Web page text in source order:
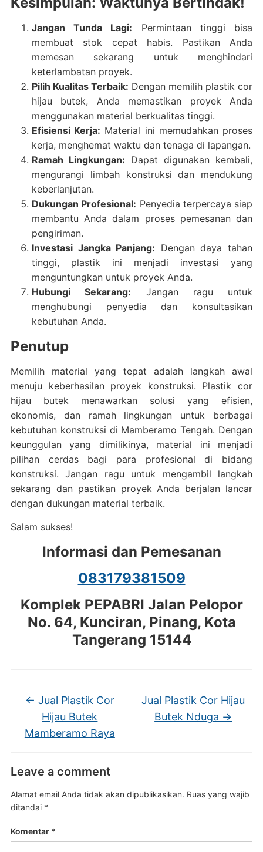
Jangan Tunda Lagi: Permintaan tinggi bisa
membuat stok cepat habis. Pastikan Anda
memesan sekarang untuk menghindari
keterlambatan proyek.
Pilih Kualitas Terbaik: Dengan memilih plastik cor
hijau butek, Anda memastikan proyek Anda
menggunakan material berkualitas tinggi.
Efisiensi Kerja: Material ini memudahkan proses
kerja, menghemat waktu dan tenaga di lapangan.
Ramah Lingkungan: Dapat digunakan kembali,
mengurangi limbah konstruksi dan mendukung
keberlanjutan.
Dukungan Profesional: Penyedia terpercaya siap
membantu Anda dalam proses pemesanan dan
pengiriman.
Investasi Jangka Panjang: Dengan daya tahan
tinggi, plastik ini menjadi investasi yang
menguntungkan untuk proyek Anda.
Hubungi Sekarang: Jangan ragu untuk
menghubungi penyedia dan konsultasikan
kebutuhan Anda.
Penutup
Memilih material yang tepat adalah langkah awal
menuju keberhasilan proyek konstruksi. Plastik cor
hijau butek menawarkan solusi yang efisien,
ekonomis, dan ramah lingkungan untuk berbagai
kebutuhan konstruksi di Mamberamo Tengah. Dengan
keunggulan yang dimilikinya, material ini menjadi
pilihan cerdas bagi para profesional di bidang
konstruksi. Jangan ragu untuk mengambil langkah
sekarang dan pastikan proyek Anda berjalan lancar
dengan dukungan material terbaik.
Salam sukses!
Informasi dan Pemesanan
083179381509
Komplek PEPABRI Jalan Pelopor
No. 64, Kunciran, Pinang, Kota
Tangerang 15144
← Jual Plastik Cor
Hijau Butek
Mamberamo Raya
Jual Plastik Cor Hijau
Butek Nduga →
Leave a comment
Alamat email Anda tidak akan dipublikasikan. Ruas yang wajib
ditandai *
Komentar *